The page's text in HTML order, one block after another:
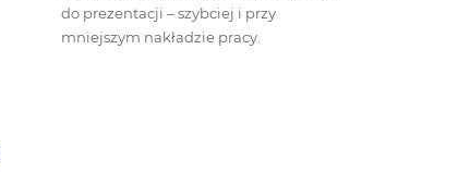
do prezentacji – szybciej i przy
mniejszym nakładzie pracy.